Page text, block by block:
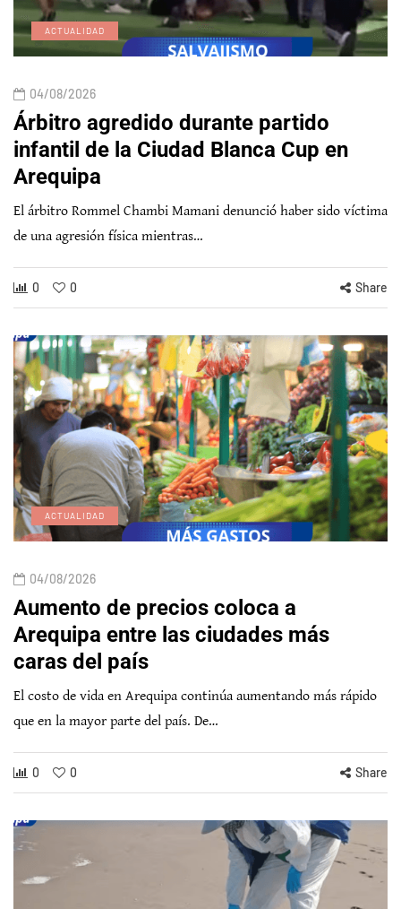
ACTUALIDAD
04/08/2026
Árbitro agredido durante partido
infantil de la Ciudad Blanca Cup en
Arequipa
El árbitro Rommel Chambi Mamani denunció haber sido víctima
de una agresión física mientras…
0 0 Share
ACTUALIDAD
04/08/2026
Aumento de precios coloca a
Arequipa entre las ciudades más
caras del país
El costo de vida en Arequipa continúa aumentando más rápido
que en la mayor parte del país. De…
0 0 Share